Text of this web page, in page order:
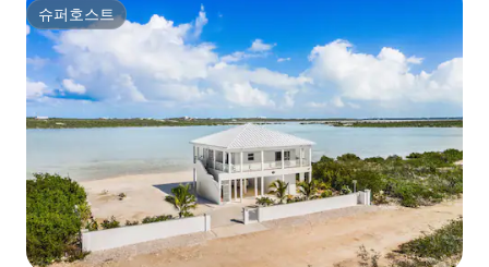
슈퍼호스트
슈퍼호스트